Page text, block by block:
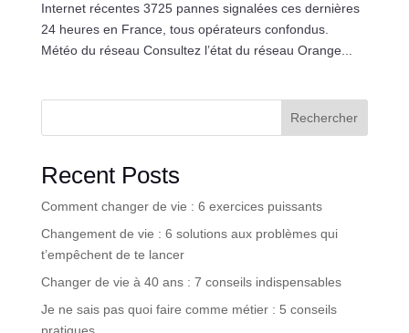
Internet récentes 3725 pannes signalées ces dernières
24 heures en France, tous opérateurs confondus.
Météo du réseau Consultez l’état du réseau Orange...
Rechercher
Recent Posts
Comment changer de vie : 6 exercices puissants
Changement de vie : 6 solutions aux problèmes qui
t’empêchent de te lancer
Changer de vie à 40 ans : 7 conseils indispensables
Je ne sais pas quoi faire comme métier : 5 conseils